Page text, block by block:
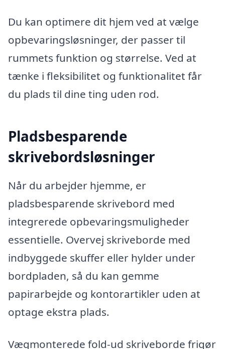
Du kan optimere dit hjem ved at vælge
opbevaringsløsninger, der passer til
rummets funktion og størrelse. Ved at
tænke i fleksibilitet og funktionalitet får
du plads til dine ting uden rod.
Pladsbesparende
skrivebordsløsninger
Når du arbejder hjemme, er
pladsbesparende skrivebord med
integrerede opbevaringsmuligheder
essentielle. Overvej skriveborde med
indbyggede skuffer eller hylder under
bordpladen, så du kan gemme
papirarbejde og kontorartikler uden at
optage ekstra plads.
Vægmonterede fold-ud skriveborde frigør